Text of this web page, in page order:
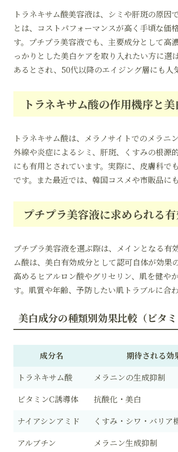
トラネキサム酸美容液は、シミや肝斑の原
とは、コストパフォーマンスが高く手頃な
す。プチプラ美容液でも、主要成分として高
っかりとした美白ケアを取り入れたい方に
あるとされ、50代以降のエイジング層にも人
トラネキサム酸の作用機序と
トラネキサム酸は、メラノサイトでのメラ
外線や炎症によるシミ、肝斑、くすみの根源
にも有用とされています。実際に、皮膚科
です。また最近では、韓国コスメや市販品に
プチプラ美容液に求められる
プチプラ美容液を選ぶ際は、メインとなる
ム酸は、美白有効成分として認可自体が効
高めるヒアルロン酸やグリセリン、肌を健や
す。肌質や年齢、予防したい肌トラブルに合
美白成分の種類別効果比較（ビタ
成分名 期待される効
トラネキサム酸
メラニンの生成抑制
ビタミンC誘導体
抗酸化・美白
ナイアシンアミド
くすみ・シワ・バリア
アルブチン
メラニン生成抑制